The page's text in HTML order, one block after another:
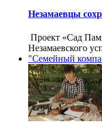
Незамаевцы
Проект «Сад
Незамаевского
"Семейный